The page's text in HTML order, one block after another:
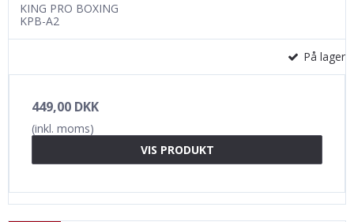
KING PRO BOXING
KPB-A2
På lager
449,00 DKK
(inkl. moms)
VIS PRODUKT